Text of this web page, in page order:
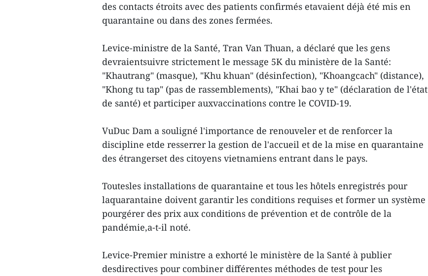
des contacts étroits avec des patients confirmés etavaient déjà été mis en
quarantaine ou dans des zones fermées.
Levice-ministre de la Santé, Tran Van Thuan, a déclaré que les gens
devraientsuivre strictement le message 5K du ministère de la Santé:
"Khautrang" (masque), "Khu khuan" (désinfection), "Khoangcach" (distance),
"Khong tu tap" (pas de rassemblements), "Khai bao y te" (déclaration de l'état
de santé) et participer auxvaccinations contre le COVID-19.
VuDuc Dam a souligné l'importance de renouveler et de renforcer la
discipline etde resserrer la gestion de l'accueil et de la mise en quarantaine
des étrangerset des citoyens vietnamiens entrant dans le pays.
Toutesles installations de quarantaine et tous les hôtels enregistrés pour
laquarantaine doivent garantir les conditions requises et former un système
pourgérer des prix aux conditions de prévention et de contrôle de la
pandémie,a-t-il noté.
Levice-Premier ministre a exhorté le ministère de la Santé à publier
desdirectives pour combiner différentes méthodes de test pour les